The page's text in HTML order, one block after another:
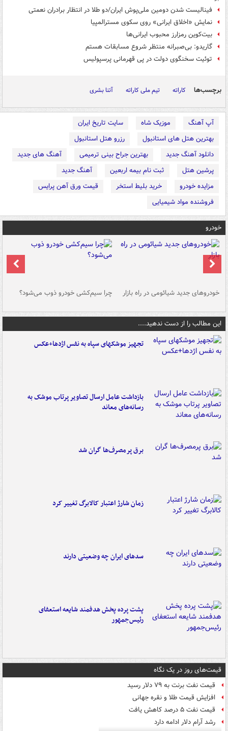
فینالیست شدن دومین ملی‌پوش ایران/دو طلا در انتظار برادران نعمتی
نمایش «اخلاق ایرانی» روی سکوی مسترالمپیا
بیت‌کوین رمزارز محبوب ایرانی‌ها
گاریدو: بی‌صبرانه منتظر شروع مسابقات هستم
توئیت سخنگوی دولت در پی قهرمانی پرسپولیس
برچسب‌ها کاراته تیم ملی کاراته آتنا بشری
آپ آهنگ موزیک شاه
سایت تاریخ ایران
بهترین هتل های استانبول
رزرو هتل استانبول
دانلود آهنگ جدید
بهترین جراح بینی ترمیمی
آهنگ های جدید
پرشین هتل
ثبت نام بیمه اربعین
آهنگ جدید
مزایده خودرو
خرید بلیط استخر
قیمت ورق آهن پرایس
فروشنده مواد شیمیایی
خودرو
خودروهای جدید شیائومی در راه بازار چرا سیم‌کشی خودرو ذوب می‌شود؟
این مطالب را از دست ندهید....
تجهیز موشکهای سپاه به نفس اژدها+عکس
بازداشت عامل ارسال تصاویر پرتاب موشک به
رسانه‌های معاند
برق پرمصرف‌ها گران شد
زمان شارژ اعتبار کالابرگ تغییر کرد
سدهای ایران چه وضعیتی دارند
پشت پرده پخش هدفمند شایعه استعفای
رئیس‌جمهور
قیمت‌های روز در یک نگاه
قیمت نفت برنت به ۷۹ دلار رسید
افزایش قیمت طلا و نقره جهانی
قیمت نفت ۵ درصد کاهش یافت
رشد آرام دلار ادامه دارد